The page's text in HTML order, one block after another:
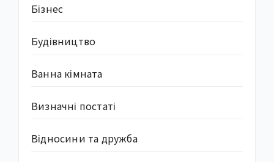
Бізнес
Будівництво
Ванна кімната
Визначні постаті
Відносини та дружба